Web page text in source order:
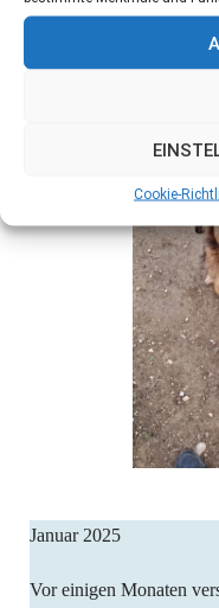
Cookie-
Januar 2025
Vor einigen Monaten